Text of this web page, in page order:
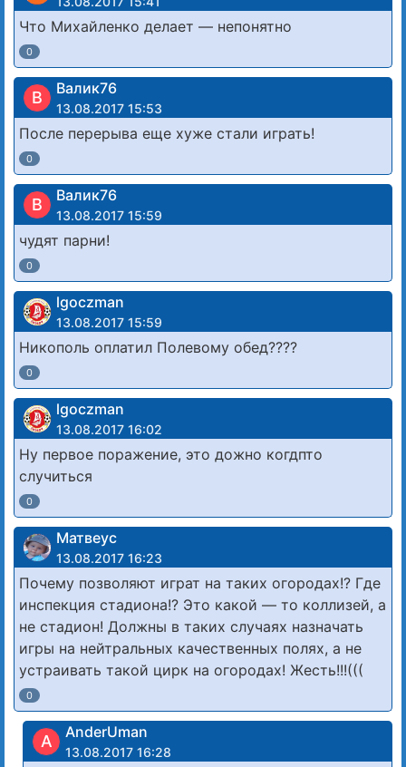
Что Михайленко делает — непонятно
0
В Валик76
13.08.2017 15:53
После перерыва еще хуже стали играть!
0
В Валик76
13.08.2017 15:59
чудят парни!
0
lgoczman
13.08.2017 15:59
Никополь оплатил Полевому обед????
0
lgoczman
13.08.2017 16:02
Ну первое поражение, это дожно когдпто
случиться
0
Матвеус
13.08.2017 16:23
Почему позволяют играт на таких огородах!? Где
инспекция стадиона!? Это какой — то коллизей, а
не стадион! Должны в таких случаях назначать
игры на нейтральных качественных полях, а не
устраивать такой цирк на огородах! Жесть!!!(((
0
A AnderUman
13.08.2017 16:28